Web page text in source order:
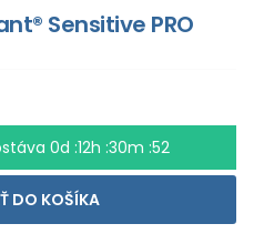
Sensitive PRO
0d :12h :30m :51
DO KOŠÍKA